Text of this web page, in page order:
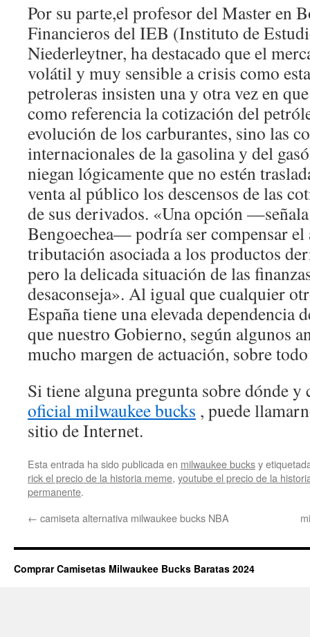
Por su parte,el profesor del Master en
Financieros del IEB (Instituto de
Niederleytner, ha destacado que el
volátil y muy sensible a crisis como
petroleras insisten una y otra vez en
como referencia la cotización del
evolución de los carburantes, sino las
internacionales de la gasolina y del
niegan lógicamente que no estén
venta al público los descensos de las
de sus derivados. «Una opción
Bengoechea— podría ser compensar el
tributación asociada a los productos
pero la delicada situación de las
desaconseja». Al igual que cualquier
España tiene una elevada dependencia
que nuestro Gobierno, según algunos
mucho margen de actuación, sobre
Si tiene alguna pregunta sobre dónde
oficial milwaukee bucks , puede
sitio de Internet.
Esta entrada ha sido publicada en milwaukee bucksy
rick el precio de la historia meme, youtube el precio de la
permanente.
← camiseta alternativa milwaukee bucks NBA
Comprar Camisetas Milwaukee Bucks Baratas 2024